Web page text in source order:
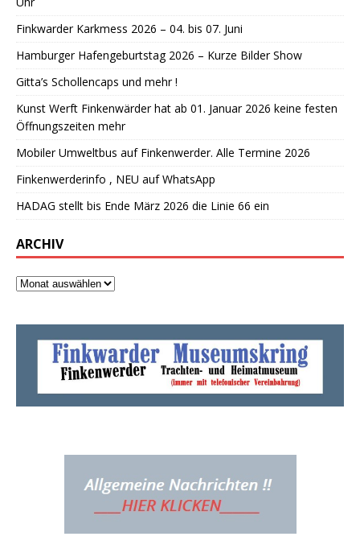
Finkwarder Karkmess 2026 – 04. bis 07. Juni
Hamburger Hafengeburtstag 2026 – Kurze Bilder Show
Gitta’s Schollencaps und mehr !
Kunst Werft Finkenwärder hat ab 01. Januar 2026 keine festen
Öffnungszeiten mehr
Mobiler Umweltbus auf Finkenwerder. Alle Termine 2026
Finkenwerderinfo , NEU auf WhatsApp
HADAG stellt bis Ende März 2026 die Linie 66 ein
ARCHIV